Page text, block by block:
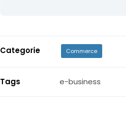
Categorie Commerce
Tags e-business